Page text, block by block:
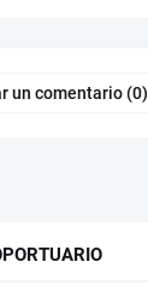
un comentario (0)